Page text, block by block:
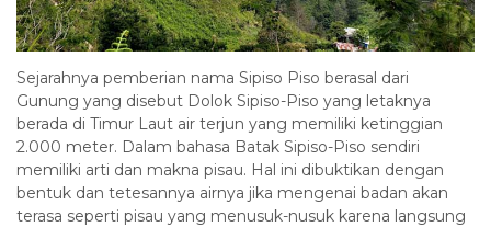
Sejarahnya pemberian nama Sipiso Piso berasal dari
Gunung yang disebut Dolok Sipiso-Piso yang letaknya
berada di Timur Laut air terjun yang memiliki ketinggian
2.000 meter. Dalam bahasa Batak Sipiso-Piso sendiri
memiliki arti dan makna pisau. Hal ini dibuktikan dengan
bentuk dan tetesannya airnya jika mengenai badan akan
terasa seperti pisau yang menusuk-nusuk karena langsung